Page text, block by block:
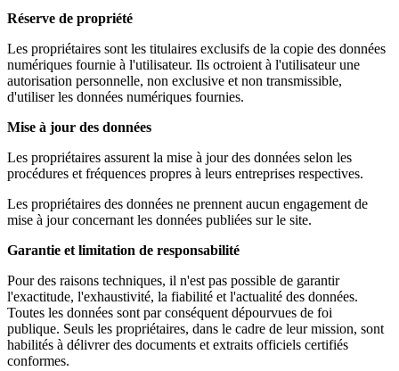
Réserve de propriété
Les propriétaires sont les titulaires exclusifs de la copie des données
numériques fournie à l'utilisateur. Ils octroient à l'utilisateur une
autorisation personnelle, non exclusive et non transmissible,
d'utiliser les données numériques fournies.
Mise à jour des données
Les propriétaires assurent la mise à jour des données selon les
procédures et fréquences propres à leurs entreprises respectives.
Les propriétaires des données ne prennent aucun engagement de
mise à jour concernant les données publiées sur le site.
Garantie et limitation de responsabilité
Pour des raisons techniques, il n'est pas possible de garantir
l'exactitude, l'exhaustivité, la fiabilité et l'actualité des données.
Toutes les données sont par conséquent dépourvues de foi
publique. Seuls les propriétaires, dans le cadre de leur mission, sont
habilités à délivrer des documents et extraits officiels certifiés
conformes.